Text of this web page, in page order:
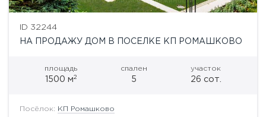
ID 32244
НА ПРОДАЖУ ДОМ В ПОСЕЛКЕ КП РОМАШКОВО
площадь
1500 м2
спален
5
участок
26 сот.
Посёлок: КП Ромашково